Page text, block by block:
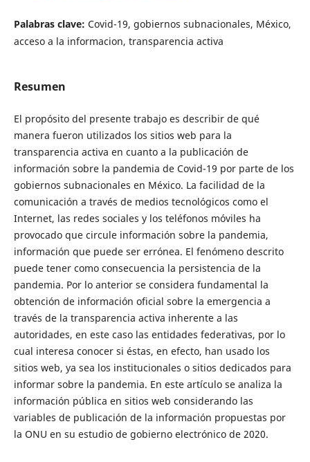
Palabras clave: Covid-19, gobiernos subnacionales, México,
acceso a la informacion, transparencia activa
Resumen
El propósito del presente trabajo es describir de qué
manera fueron utilizados los sitios web para la
transparencia activa en cuanto a la publicación de
información sobre la pandemia de Covid-19 por parte de los
gobiernos subnacionales en México. La facilidad de la
comunicación a través de medios tecnológicos como el
Internet, las redes sociales y los teléfonos móviles ha
provocado que circule información sobre la pandemia,
información que puede ser errónea. El fenómeno descrito
puede tener como consecuencia la persistencia de la
pandemia. Por lo anterior se considera fundamental la
obtención de información oficial sobre la emergencia a
través de la transparencia activa inherente a las
autoridades, en este caso las entidades federativas, por lo
cual interesa conocer si éstas, en efecto, han usado los
sitios web, ya sea los institucionales o sitios dedicados para
informar sobre la pandemia. En este artículo se analiza la
información pública en sitios web considerando las
variables de publicación de la información propuestas por
la ONU en su estudio de gobierno electrónico de 2020.